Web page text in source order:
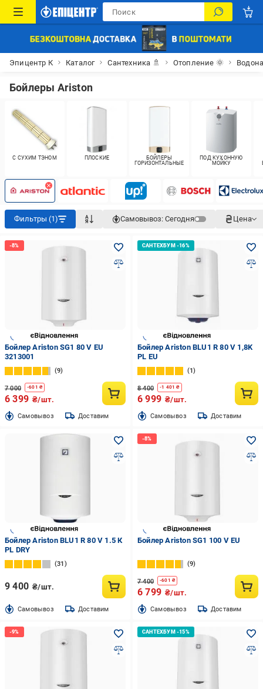
Эпицентр К Каталог Сантехника 🚿 Отопление 🌞
Бойлеры Ariston
С СУХИМ ТЭНОМ ПЛОСКИЕ
БОЙЛЕРЫ
ГОРИЗОНТАЛЬНЫЕ
ПОД КУХОННУЮ
МОЙКУ
Фильтры (1) Самовывоз: Сегодня Цена
Бойлер Ariston SG1 80 V EU
3213001
9
7 000 -601 ₴
6 399 ₴/шт.
Cамовывоз Доставим
Бойлер Ariston BLU1 R 80 V 1,8K
PL EU
1
8 400 -1 401 ₴
6 999 ₴/шт.
Cамовывоз Доставим
Бойлер Ariston BLU1 R 80 V 1.5 К
PL DRY
31
9 400 ₴/шт.
Cамовывоз Доставим
Бойлер Ariston SG1 100 V EU
9
7 400 -601 ₴
6 799 ₴/шт.
Cамовывоз Доставим